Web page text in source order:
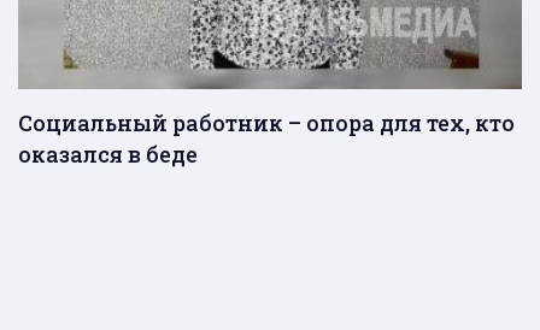
Социальный работник – опора для тех, кто
оказался в беде